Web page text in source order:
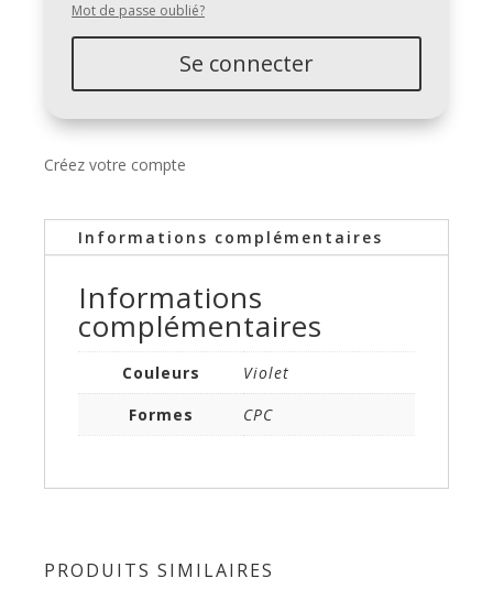
Mot de passe oublié?
Se connecter
Créez votre compte
Informations complémentaires
Informations
complémentaires
Couleurs
Violet
Formes
CPC
PRODUITS SIMILAIRES